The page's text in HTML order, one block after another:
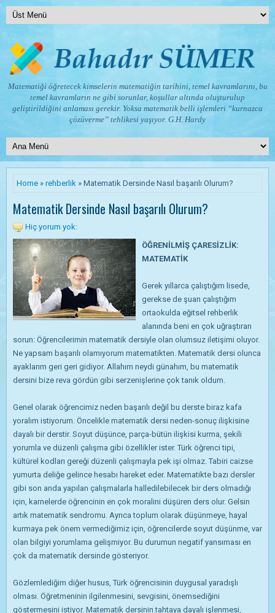
Matematiği öğretecek kimselerin matematiğin tarihini, temel kavramlarını, bu
temel kavramların ne gibi sorunlar, koşullar altında oluşturulup
geliştirildiğini anlaması gerekir. Yoksa matematik belli işlemleri “kurnazca
çözüverme” tehlikesi yaşıyor. G.H. Hardy
Home » rehberlik » Matematik Dersinde Nasıl başarılı Olurum?
Matematik Dersinde Nasıl başarılı Olurum?
Hiç yorum yok:
ÖĞRENİLMİŞ ÇARESİZLİK:
MATEMATİK
Gerek yıllarca çalıştığım lisede,
gerekse de şuan çalıştığım
ortaokulda eğitsel rehberlik
alanında beni en çok uğraştıran
sorun: Öğrencilerimin matematik dersiyle olan olumsuz iletişimi oluyor.
Ne yapsam başarılı olamıyorum matematikten. Matematik dersi olunca
ayaklarım geri geri gidiyor. Allahım neydi günahım, bu matematik
dersini bize reva gördün gibi serzenişlerine çok tanık oldum.
Genel olarak öğrencimiz neden başarılı değil bu derste biraz kafa
yoralım istiyorum. Öncelikle matematik dersi neden-sonuç ilişkisine
dayalı bir derstir. Soyut düşünce, parça-bütün ilişkisi kurma, şekili
yorumla ve düzenli çalışma gibi özellikler ister. Türk öğrenci tipi,
kültürel kodları gereği düzenli çalışmayla pek işi olmaz. Tabiri caizse
yumurta deliğe gelince hesabı hareket eder. Matematikte bazı dersler
gibi son anda yapılan çalışmalarla halledilebilecek bir ders olmadığı
için, karnelerde öğrencinin en çok moralini düşüren ders olur. Gelsin
artık matematik sendromu. Ayrıca toplum olarak düşünmeye, hayal
kurmaya pek önem vermediğimiz için, öğrencilerde soyut düşünme, var
olan bilgiyi yorumlama gelişmiyor. Bu durumun negatif yansıması en
çok da matematik dersinde gösteriyor.
Gözlemlediğim diğer husus, Türk öğrencisinin duygusal yaradışlı
olması. Öğretmeninin ilgilenmesini, sevgisini, önemsediğini
göstermesini istiyor. Matematik dersinin tahtaya dayalı işlenmesi,